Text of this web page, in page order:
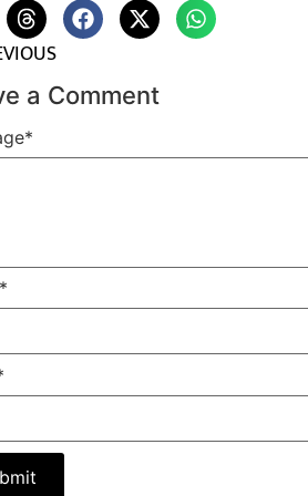
a Comment
*